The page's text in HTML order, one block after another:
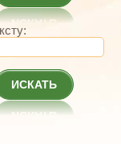
ИСКАТЬ